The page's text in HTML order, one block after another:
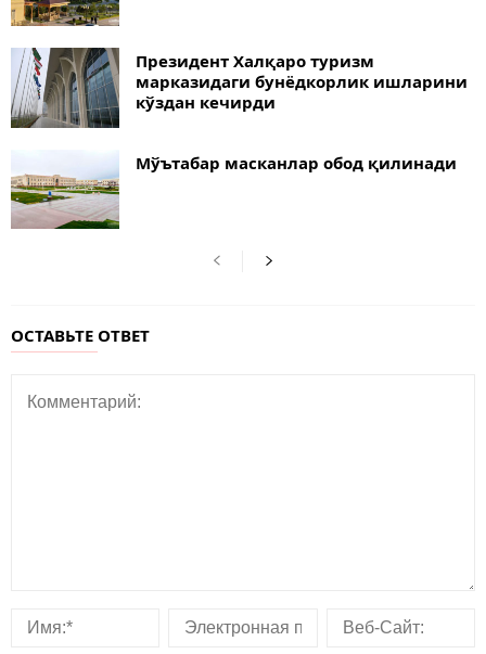
Президент Халқаро туризм
марказидаги бунёдкорлик ишларини
кўздан кечирди
Мўътабар масканлар обод қилинади
ОСТАВЬТЕ ОТВЕТ